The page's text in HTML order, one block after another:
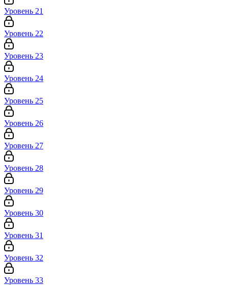
Уровень 21
Уровень 22
Уровень 23
Уровень 24
Уровень 25
Уровень 26
Уровень 27
Уровень 28
Уровень 29
Уровень 30
Уровень 31
Уровень 32
Уровень 33